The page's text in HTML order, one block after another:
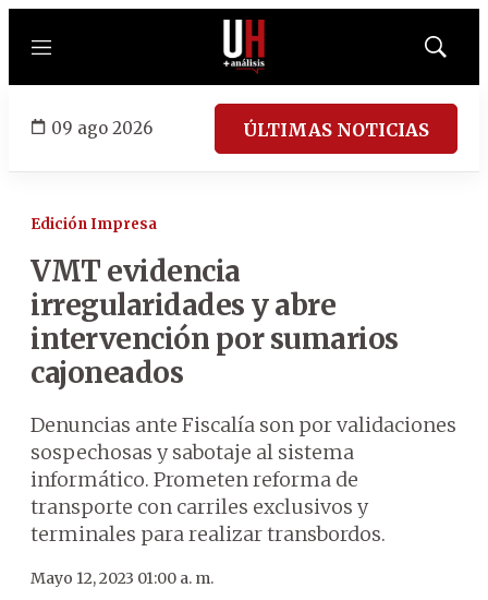
Menú
Mostrar
09 ago 2026 ÚLTIMAS NOTICIAS
Edición Impresa
VMT evidencia
irregularidades y abre
intervención por sumarios
cajoneados
Denuncias ante Fiscalía son por validaciones
sospechosas y sabotaje al sistema
informático. Prometen reforma de
transporte con carriles exclusivos y
terminales para realizar transbordos.
Mayo 12, 2023 01:00 a. m.